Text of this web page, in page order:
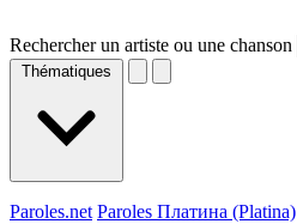
Rechercher un artiste ou une chanson
Thématiques
Paroles.net Paroles Платина (Platina)